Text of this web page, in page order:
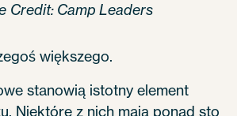
Credit: Camp Leaders
większego.
stanowią istotny element
Niektóre z nich mają ponad sto